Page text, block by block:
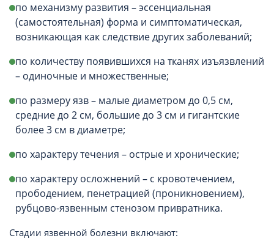
по механизму развития – эссенциальная
(самостоятельная) форма и симптоматическая,
возникающая как следствие других заболеваний;
по количеству появившихся на тканях изъязвлений
– одиночные и множественные;
по размеру язв – малые диаметром до 0,5 см,
средние до 2 см, большие до 3 см и гигантские
более 3 см в диаметре;
по характеру течения – острые и хронические;
по характеру осложнений – с кровотечением,
прободением, пенетрацией (проникновением),
рубцово-язвенным стенозом привратника.
Стадии язвенной болезни включают: